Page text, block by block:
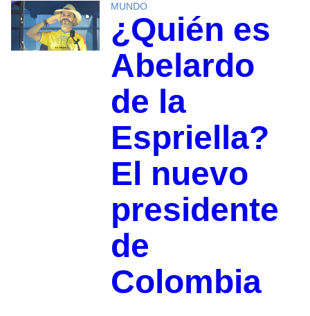
MUNDO
¿Quién es
Abelardo
de la
Espriella?
El nuevo
presidente
de
Colombia